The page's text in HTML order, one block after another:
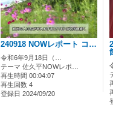
240918 NOWレポート コ…
令和6年9月18日（…
テーマ 佐久平NOWレポ…
再生時間 00:04:07
再生回数 4
登録日 2024/09/20